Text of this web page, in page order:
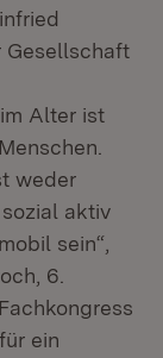
Gesellschaft
Alter ist
weder
aktiv
sein“,
6.
ein